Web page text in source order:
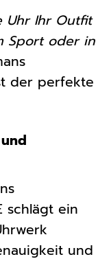
Uhr Ihr Outfit
Sport oder in
der perfekte
schlägt ein
und